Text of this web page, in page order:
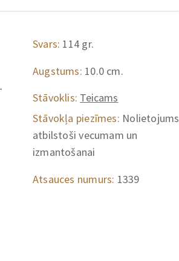
Svars: 114 gr.
Augstums: 10.0 cm.
Stāvoklis: Teicams
Stāvokļa piezīmes: Nolietojums
atbilstoši vecumam un
izmantošanai
Atsauces numurs: 1339